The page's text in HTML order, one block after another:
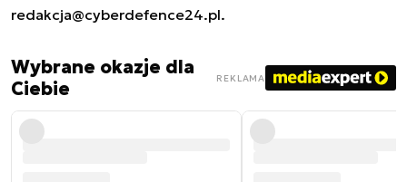
redakcja@cyberdefence24.pl.
Wybrane okazje dla
Ciebie
REKLAMA